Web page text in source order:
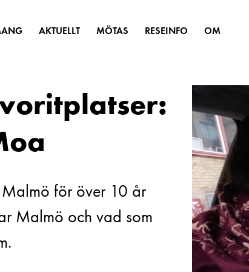
AKTUELLT MÖTAS RESEINFO OM
Malmö för över 10 år
Malmö och vad som